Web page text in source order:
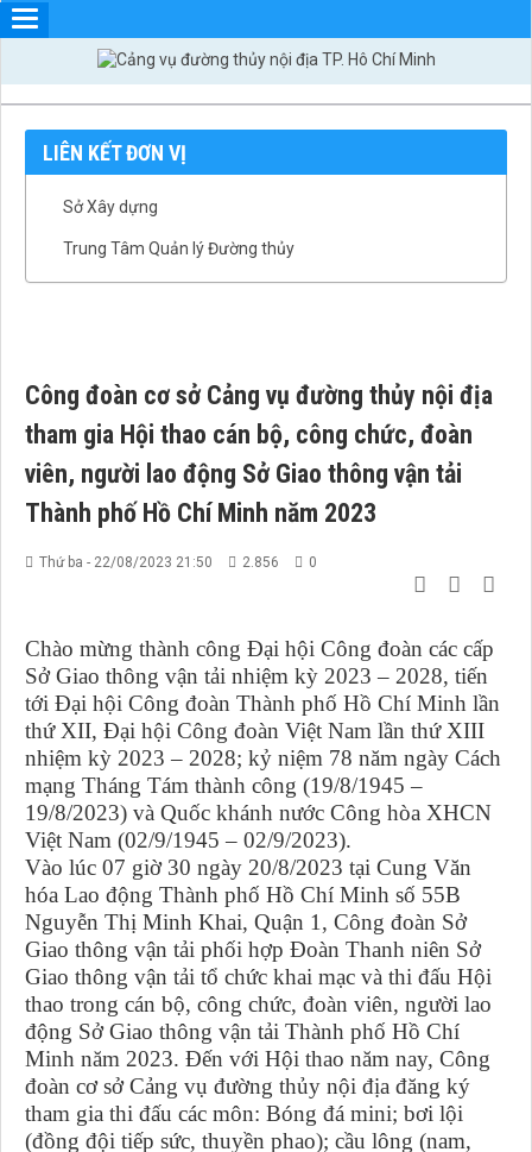
LIÊN KẾT ĐƠN VỊ
Sở Xây dựng
Trung Tâm Quản lý Đường thủy
Công đoàn cơ sở Cảng vụ đường thủy nội địa
tham gia Hội thao cán bộ, công chức, đoàn
viên, người lao động Sở Giao thông vận tải
Thành phố Hồ Chí Minh năm 2023
Thứ ba - 22/08/2023 21:50 2.856 0
Chào mừng thành công Đại hội Công đoàn các cấp
Sở Giao thông vận tải nhiệm kỳ 2023 – 2028, tiến
tới Đại hội Công đoàn Thành phố Hồ Chí Minh lần
thứ XII, Đại hội Công đoàn Việt Nam lần thứ XIII
nhiệm kỳ 2023 – 2028; kỷ niệm 78 năm ngày Cách
mạng Tháng Tám thành công (19/8/1945 –
19/8/2023) và Quốc khánh nước Công hòa XHCN
Việt Nam (02/9/1945 – 02/9/2023).
Vào lúc 07 giờ 30 ngày 20/8/2023 tại Cung Văn
hóa Lao động Thành phố Hồ Chí Minh số 55B
Nguyễn Thị Minh Khai, Quận 1, Công đoàn Sở
Giao thông vận tải phối hợp Đoàn Thanh niên Sở
Giao thông vận tải tổ chức khai mạc và thi đấu Hội
thao trong cán bộ, công chức, đoàn viên, người lao
động Sở Giao thông vận tải Thành phố Hồ Chí
Minh năm 2023. Đến với Hội thao năm nay, Công
đoàn cơ sở Cảng vụ đường thủy nội địa đăng ký
tham gia thi đấu các môn: Bóng đá mini; bơi lội
(đồng đội tiếp sức, thuyền phao); cầu lông (nam,